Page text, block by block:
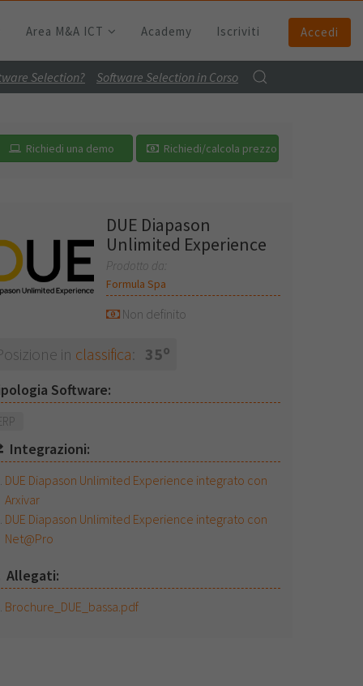
Area M&A ICT Academy Iscriviti Accedi
Selection? Software Selection in Corso
Richiedi una demo Richiedi/calcola prezzo
DUE Diapason
Unlimited Experience
Prodotto da:
Formula Spa
Non definito
in classifica: 35o
Software:
Integrazioni:
DUE Diapason Unlimited Experience integrato con
Arxivar
DUE Diapason Unlimited Experience integrato con
Net@Pro
Allegati:
Brochure_DUE_bassa.pdf